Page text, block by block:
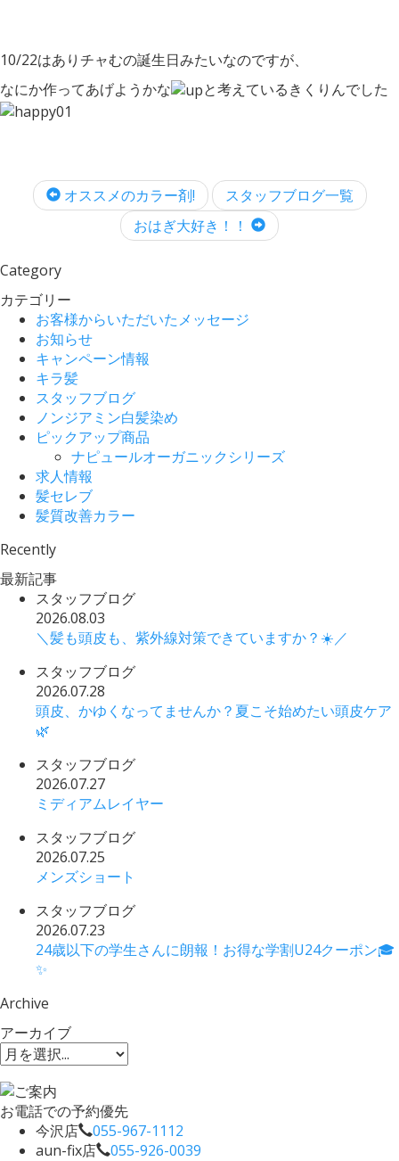
10/22はありチャむの誕生日みたいなのですが、
なにか作ってあげようかな
と考えているきくりんでした
オススメのカラー剤!
スタッフブログ一覧
おはぎ大好き！！
Category
カテゴリー
お客様からいただいたメッセージ
お知らせ
キャンペーン情報
キラ髪
スタッフブログ
ノンジアミン白髪染め
ピックアップ商品
ナピュールオーガニックシリーズ
求人情報
髪セレブ
髪質改善カラー
Recently
最新記事
スタッフブログ
2026.08.03
＼髪も頭皮も、紫外線対策できていますか？☀️／
スタッフブログ
2026.07.28
頭皮、かゆくなってませんか？夏こそ始めたい頭皮ケア
🌿
スタッフブログ
2026.07.27
ミディアムレイヤー
スタッフブログ
2026.07.25
メンズショート
スタッフブログ
2026.07.23
24歳以下の学生さんに朗報！お得な学割U24クーポン🎓
✨
Archive
アーカイブ
お電話での予約優先
今沢店
055-967-1112
aun-fix店
055-926-0039